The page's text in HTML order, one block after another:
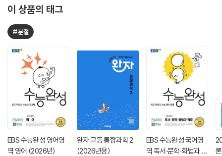
이 상품의 태그
#분철
EBS 수능완성 영어영
역 영어 (2026년)
완자 고등 통합과학 2
(2026년용)
EBS 수능완성 국어영
역 독서·문학·화법과 작